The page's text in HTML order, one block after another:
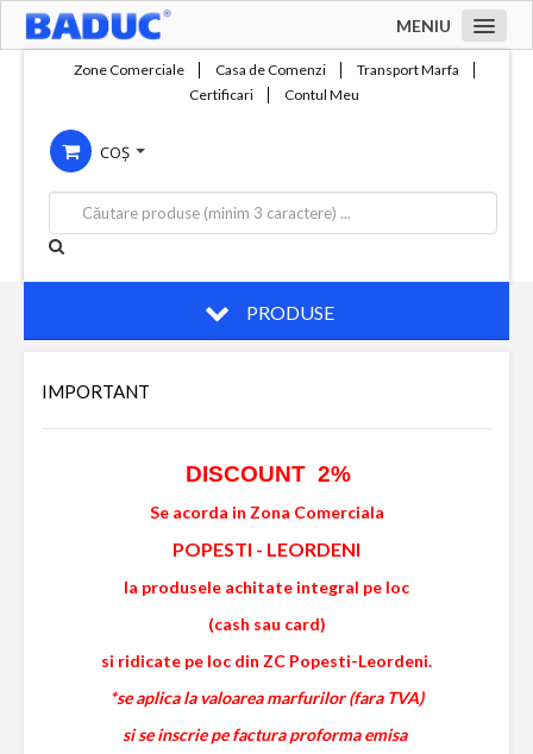
MENIU
Compania
Servicii
Productie
Contact
Zone Comerciale Casa de Comenzi
Transport Marfa
Certificari
Contul Meu
COȘ
PRODUSE
IMPORTANT
DISCOUNT 2%
Se acorda in Zona Comerciala
POPESTI - LEORDENI
la produsele achitate integral pe loc
(cash sau card)
si ridicate pe loc din ZC Popesti-Leordeni.
*se aplica la valoarea marfurilor (fara TVA)
si se inscrie pe factura proforma emisa